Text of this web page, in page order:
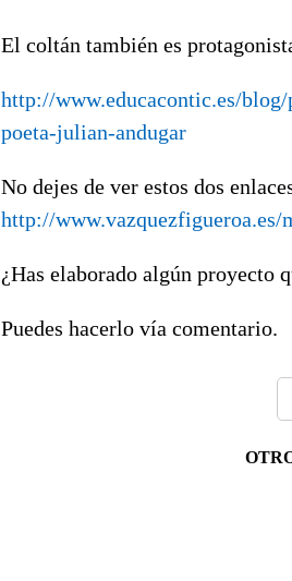
El coltán también es
http://www.educacontic.es/
poeta-julian-andugar
No dejes de ver estos dos
http://
¿Has elaborado algún proyecto
Puedes hacerlo vía comentario.